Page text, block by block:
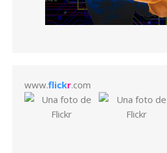
www.flickr.com